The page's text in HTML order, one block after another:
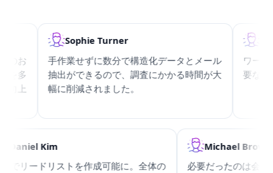
Sophie Turner
手作業せずに数分で構造化データとメール
抽出ができるので、調査にかかる時間が大
幅に削減されました。
Ryan
ワーク
要な結
Daniel Kim
数分でリードリストを作成可能に。全体の
Michael
必要だったのは